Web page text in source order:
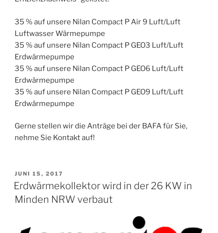
35 % auf unsere Nilan Compact P Air 9 Luft/Luft
Luftwasser Wärmepumpe
35 % auf unsere Nilan Compact P GEO3 Luft/Luft
Erdwärmepumpe
35 % auf unsere Nilan Compact P GEO6 Luft/Luft
Erdwärmepumpe
35 % auf unsere Nilan Compact P GEO9 Luft/Luft
Erdwärmepumpe
Gerne stellen wir die Anträge bei der BAFA für Sie,
nehme Sie Kontakt auf!
VERÖFFENTLICHT
AM
JUNI 15, 2017
Erdwärmekollektor wird in der 26 KW in
Minden NRW verbaut